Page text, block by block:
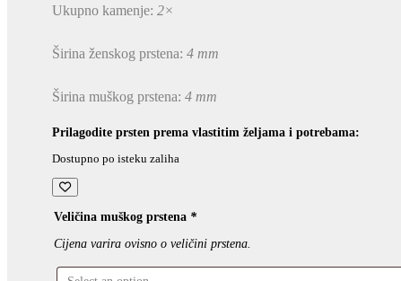
Ukupno kamenje: 2×
Širina ženskog prstena: 4 mm
Širina muškog prstena: 4 mm
Prilagodite prsten prema vlastitim željama i potrebama:
Dostupno po isteku zaliha
Veličina muškog prstena *
Cijena varira ovisno o veličini prstena.